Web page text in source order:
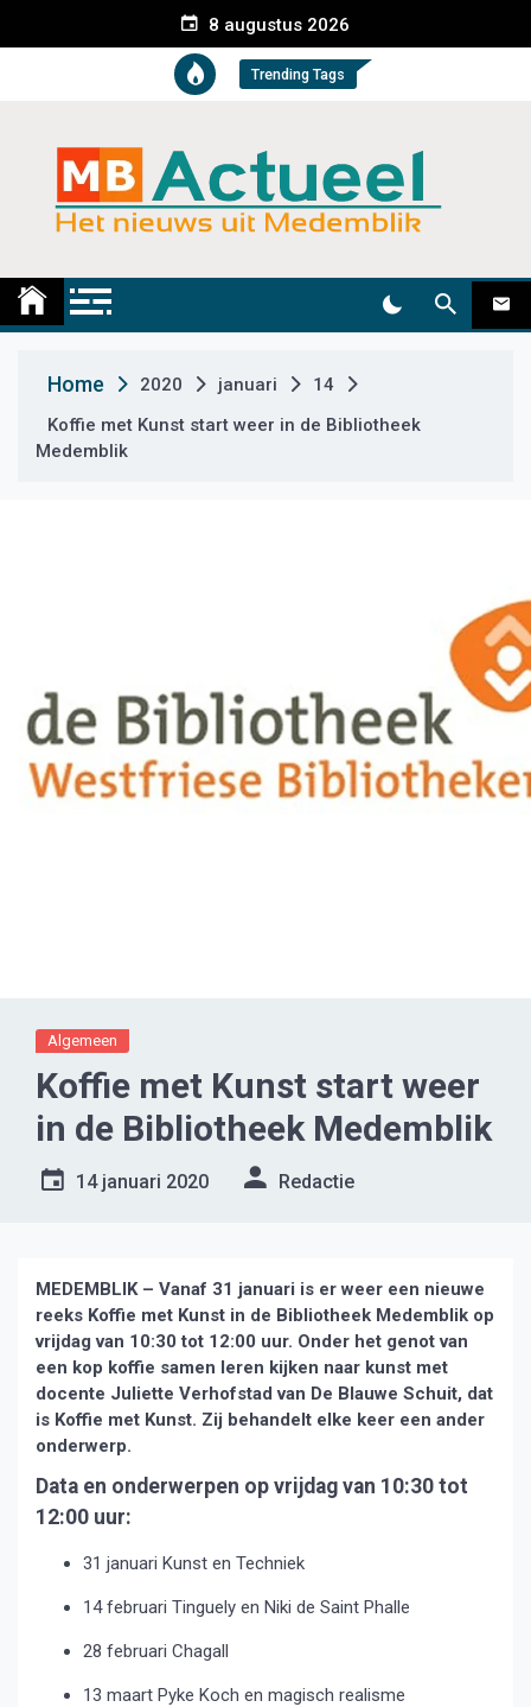
e
t
8 augustus 2026
Trending Tags
Medemblik Actueel
Home 2020 januari
14
Koffie met Kunst start weer in de Bibliotheek
Medemblik
Algemeen
Koffie met Kunst start weer
in de Bibliotheek Medemblik
14 januari 2020 Redactie
MEDEMBLIK – Vanaf 31 januari is er weer een nieuwe
reeks Koffie met Kunst in de Bibliotheek Medemblik op
vrijdag van 10:30 tot 12:00 uur. Onder het genot van
een kop koffie samen leren kijken naar kunst met
docente Juliette Verhofstad van De Blauwe Schuit, dat
is Koffie met Kunst. Zij behandelt elke keer een ander
onderwerp.
Data en onderwerpen op vrijdag van 10:30 tot
12:00 uur:
31 januari Kunst en Techniek
14 februari Tinguely en Niki de Saint Phalle
28 februari Chagall
13 maart Pyke Koch en magisch realisme